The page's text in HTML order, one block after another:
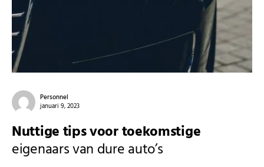
Personnel
januari 9, 2023
Nuttige tips voor toekomstige
eigenaars van dure auto’s